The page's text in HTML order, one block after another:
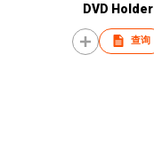
DVD Holder
查询